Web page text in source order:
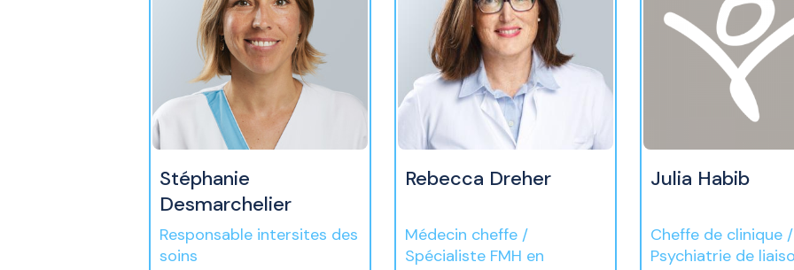
Stéphanie
Desmarchelier
Responsable intersites des
soins
Rebecca Dreher
Médecin cheffe /
Spécialiste FMH en
Julia Habib
Cheffe de clinique /
Psychiatrie de